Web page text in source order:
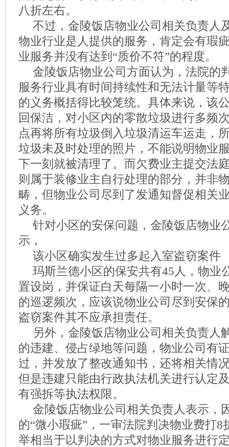
八折左右。
不过，金陵饭店物业公司相关负责人
物业行业是人提供的服务，肯定会有瑕
业服务并没有达到“质价不符”的程度。
金陵饭店物业公司方面认为，法院的
服务行业具有时间持续性和无法计量等
的义务概括得比较笼统。具体来说，该
回保洁，对小区内的零散垃圾进行多频
点再将所有垃圾倒入垃圾清运车运走，
垃圾未及时处理的照片，不能说明物业
下一刻就被清理了。而欠费业主提交法
则属于装修业主自行处理的部分，并非
畴，但物业公司尽到了发通知督促相关
义务。
针对小区的安保问题，金陵饭店物业
示，
该小区确实发生过多起入室盗窃案件
玛斯兰德小区的保安共有45人，物业
置设岗，并保证白天每隔一小时一次、
的巡逻频次，应该说物业公司尽到安保
盗窃案件其不应承担责任。
另外，金陵饭店物业公司相关负责人
的违建、侵占绿地等问题，物业公司有
过，并发放了整改通知书，还将相关情
但是违建只能由行政执法机关进行认定
有强拆等执法权限。
金陵饭店物业公司相关负责人表示，
的“微小瑕疵”，一审法院判决物业费打8
举相当于以判决的方式对物业服务进行